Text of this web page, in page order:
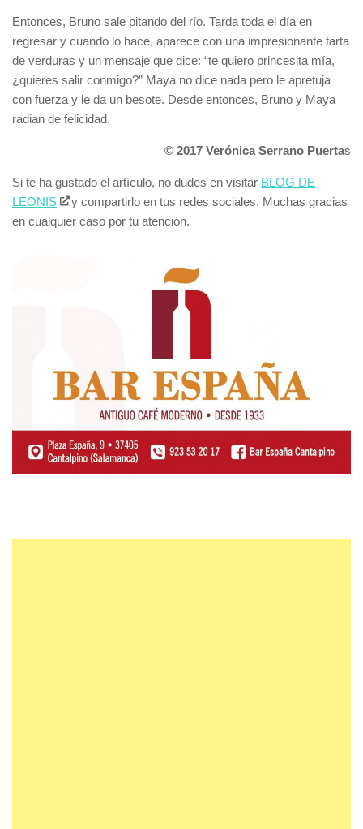
Entonces, Bruno sale pitando del río. Tarda toda el día en
regresar y cuando lo hace, aparece con una impresionante tarta
de verduras y un mensaje que dice: “te quiero princesita mía,
¿quieres salir conmigo?” Maya no dice nada pero le apretuja
con fuerza y le da un besote. Desde entonces, Bruno y Maya
radian de felicidad.
© 2017 Verónica Serrano Puertas
Si te ha gustado el artículo, no dudes en visitar BLOG DE
LEONIS
y compartirlo en tus redes sociales. Muchas gracias
en cualquier caso por tu atención.